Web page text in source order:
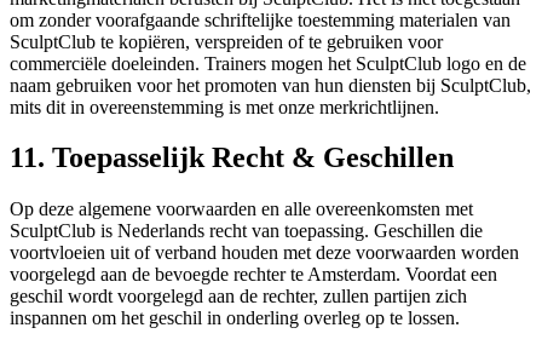
om zonder voorafgaande schriftelijke toestemming materialen van
SculptClub te kopiëren, verspreiden of te gebruiken voor
commerciële doeleinden. Trainers mogen het SculptClub logo en de
naam gebruiken voor het promoten van hun diensten bij SculptClub,
mits dit in overeenstemming is met onze merkrichtlijnen.
11. Toepasselijk Recht & Geschillen
Op deze algemene voorwaarden en alle overeenkomsten met
SculptClub is Nederlands recht van toepassing. Geschillen die
voortvloeien uit of verband houden met deze voorwaarden worden
voorgelegd aan de bevoegde rechter te Amsterdam. Voordat een
geschil wordt voorgelegd aan de rechter, zullen partijen zich
inspannen om het geschil in onderling overleg op te lossen.